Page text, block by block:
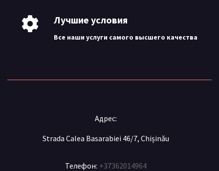
Лучшие условия
Все наши услуги самого высшего качества
Адрес:
Strada Calea Basarabiei 46/7, Chișinău
Телефон: +37362014964